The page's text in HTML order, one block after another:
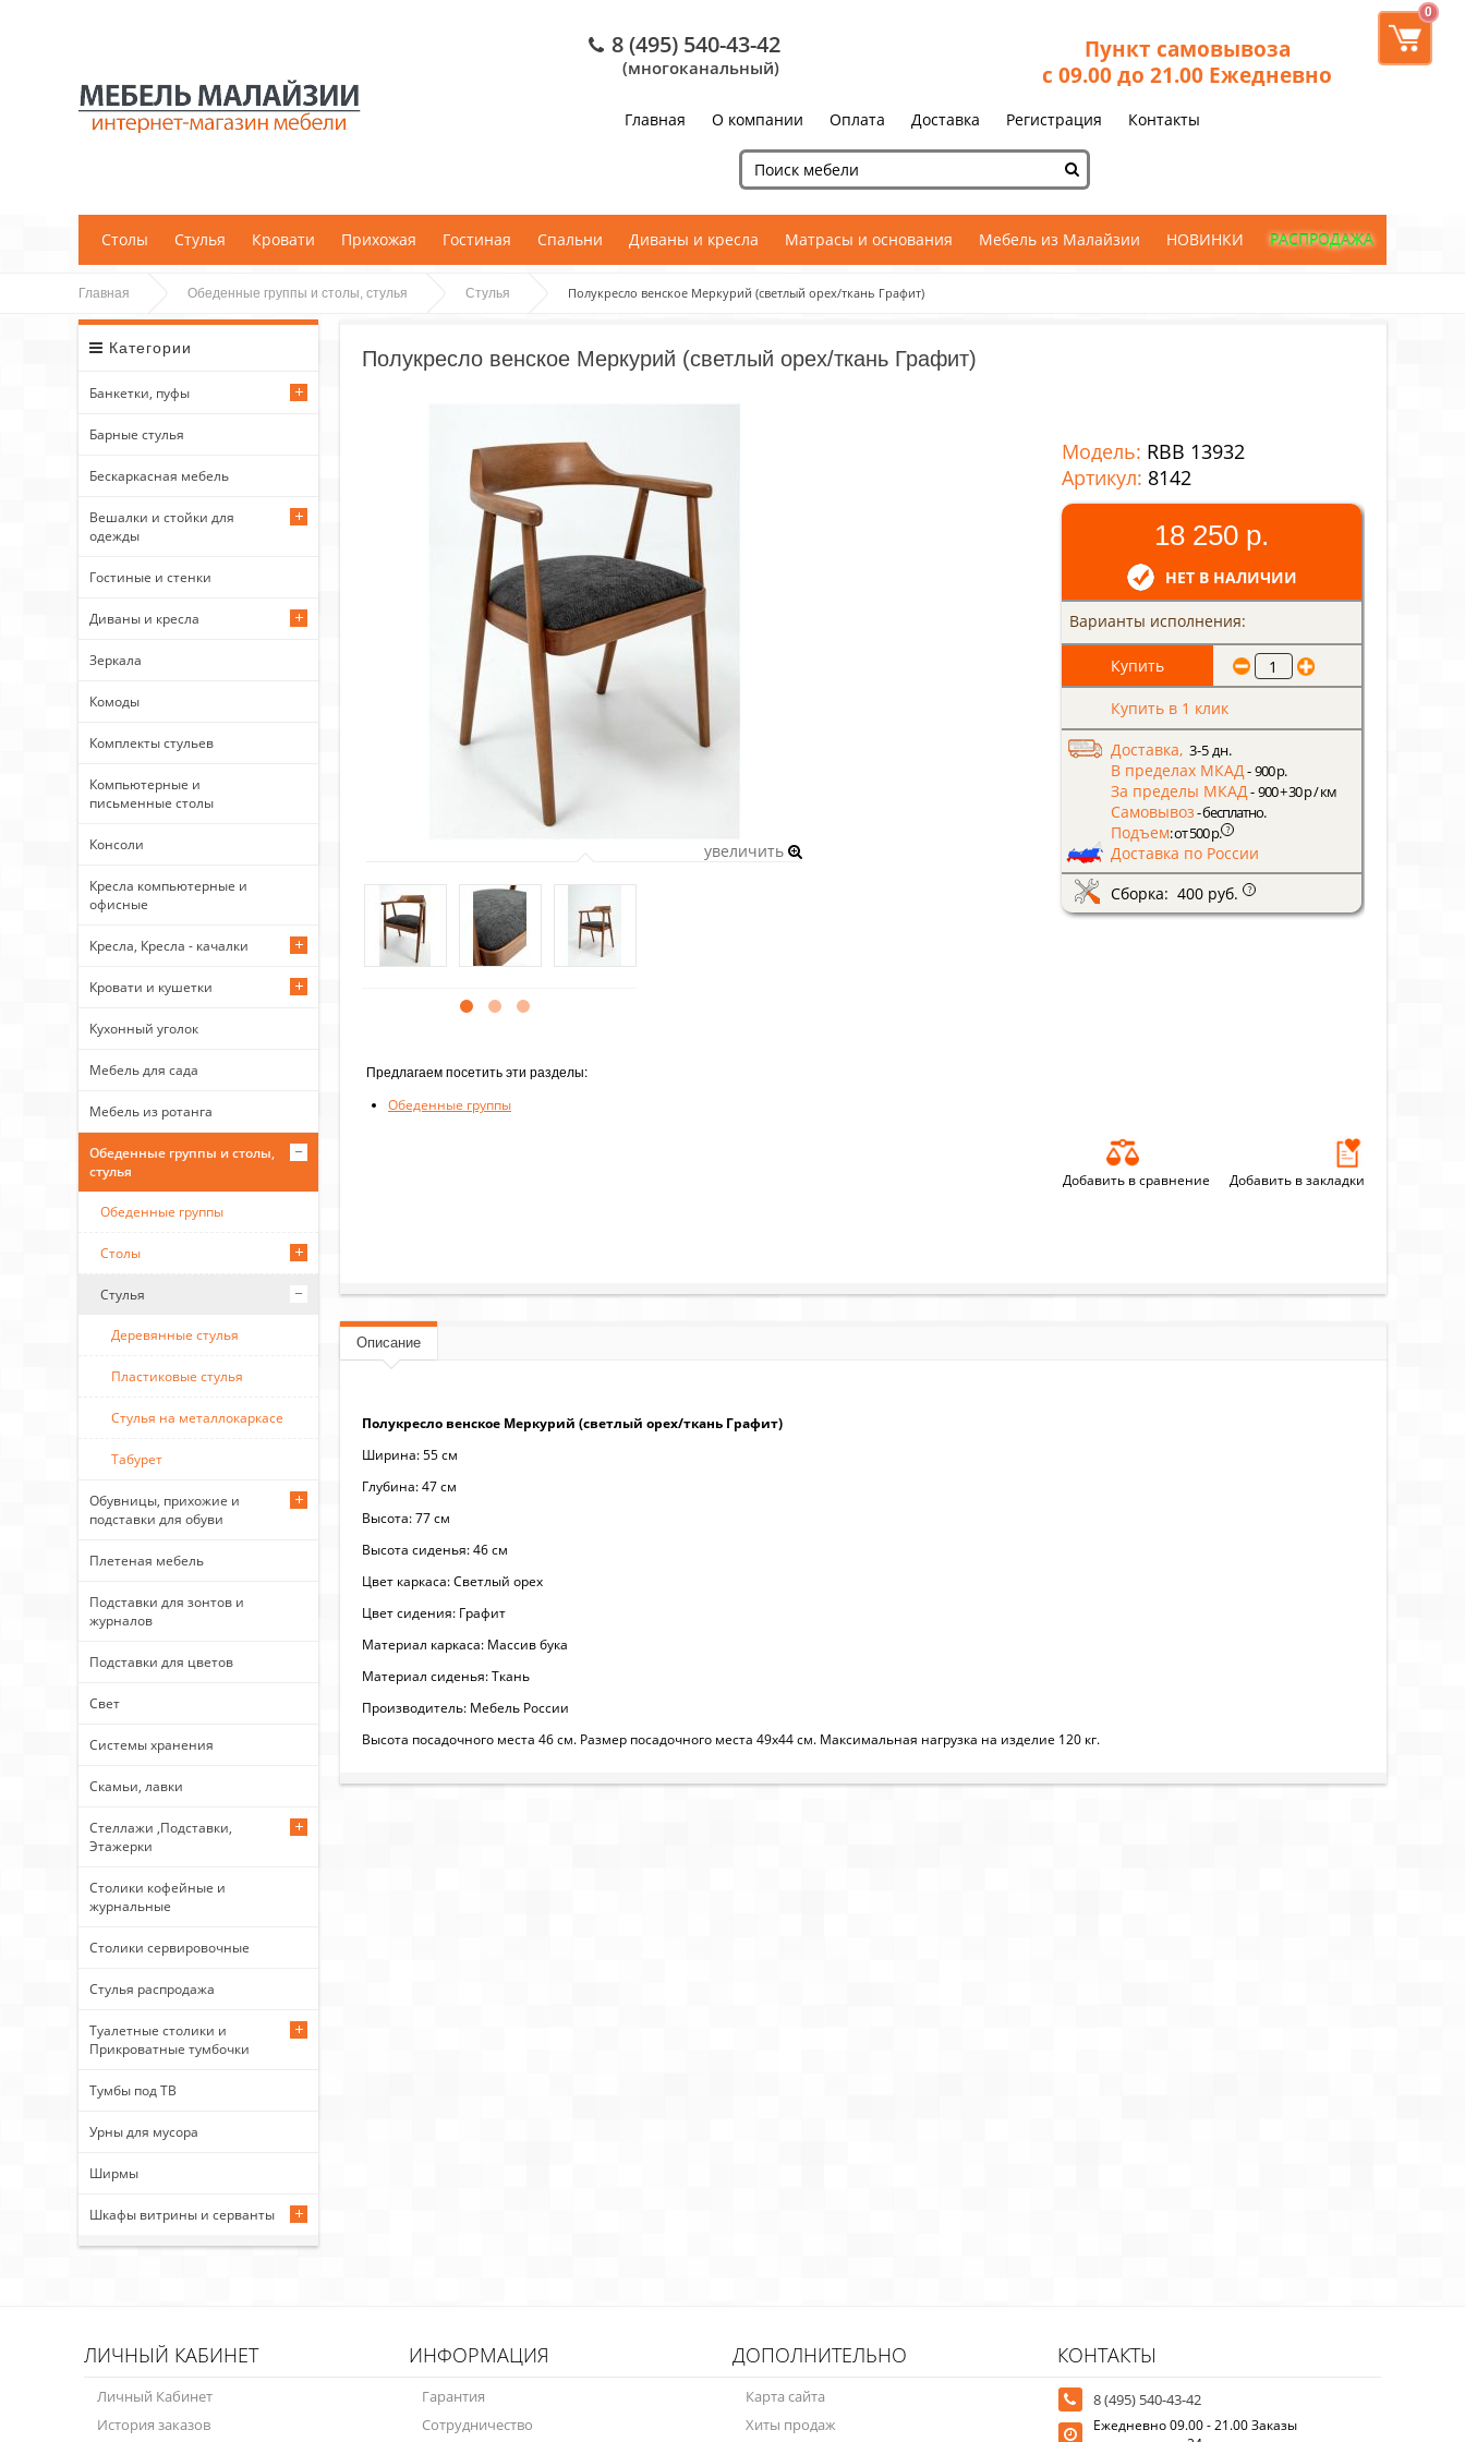
0
8 (495) 540-43-42
(многоканальный)
Пункт самовывоза
с 09.00 до 21.00 Ежедневно
Главная О компании Оплата Доставка Регистрация Контакты
Столы Стулья Кровати Прихожая Гостиная Спальни Диваны и кресла Матрасы и основания Мебель из Малайзии НОВИНКИ РАСПРОДАЖА
Главная Обеденные группы и столы, стулья Стулья Полукресло венское Меркурий (светлый орех/ткань Графит)
Категории
Банкетки, пуфы
Барные стулья
Бескаркасная мебель
Вешалки и стойки для
одежды
Гостиные и стенки
Диваны и кресла
Зеркала
Комоды
Комплекты стульев
Компьютерные и
письменные столы
Консоли
Кресла компьютерные и
офисные
Кресла, Кресла - качалки
Кровати и кушетки
Кухонный уголок
Мебель для сада
Мебель из ротанга
Обеденные группы и столы,
стулья
Обеденные группы
Столы
Стулья
Деревянные стулья
Пластиковые стулья
Стулья на металлокаркасе
Табурет
Обувницы, прихожие и
подставки для обуви
Плетеная мебель
Подставки для зонтов и
журналов
Подставки для цветов
Свет
Системы хранения
Скамьи, лавки
Стеллажи ,Подставки,
Этажерки
Столики кофейные и
журнальные
Столики сервировочные
Стулья распродажа
Туалетные столики и
Прикроватные тумбочки
Тумбы под ТВ
Урны для мусора
Ширмы
Шкафы витрины и серванты
Полукресло венское Меркурий (светлый орех/ткань Графит)
увеличить
Предлагаем посетить эти разделы:
Обеденные группы
Модель: RBB 13932
Артикул: 8142
18 250 р.
НЕТ В НАЛИЧИИ
Варианты исполнения:
Купить в 1 клик
Доставка, 3-5 дн.
В пределах МКАД- 900 р.
За пределы МКАД- 900 + 30 р / км
Самовывоз- бесплатно.
Подъем: от 500 р. ?
Доставка по России
Сборка: 400 руб.
?
Добавить в сравнение Добавить в закладки
Описание
Полукресло венское Меркурий (светлый орех/ткань Графит)
Ширина: 55 см
Глубина: 47 см
Высота: 77 см
Высота сиденья: 46 см
Цвет каркаса: Светлый орех
Цвет сидения: Графит
Материал каркаса: Массив бука
Материал сиденья: Ткань
Производитель: Мебель России
Высота посадочного места 46 см. Размер посадочного места 49х44 см. Максимальная нагрузка на изделие 120 кг.
ЛИЧНЫЙ КАБИНЕТ
Личный Кабинет
История заказов
ИНФОРМАЦИЯ
Гарантия
Сотрудничество
ДОПОЛНИТЕЛЬНО
Карта сайта
Хиты продаж
КОНТАКТЫ
8 (495) 540-43-42
Ежедневно 09.00 - 21.00 Заказы